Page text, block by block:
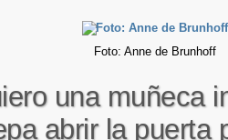
Foto: Anne de Brunhoff
una muñeca
abrir la puerta